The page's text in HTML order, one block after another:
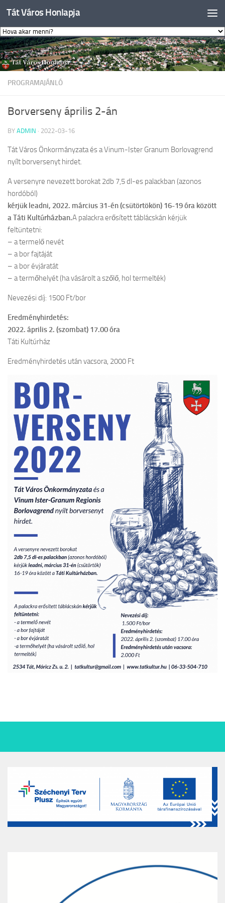
Skip to content
Tát Város Honlapja
PROGRAMAJÁNLÓ
Borverseny április 2-án
BY ADMIN · 2022-03-16
Tát Város Önkormányzata és a Vinum-Ister Granum Borlovagrend
nyílt borversenyt hirdet.
A versenyre nevezett borokat 2db 7,5 dl-es palackban (azonos
hordóból)
kérjük leadni, 2022. március 31-én (csütörtökön) 16-19 óra között
a Táti Kultúrházban.A palackra erősített táblácskán kérjük
feltüntetni:
– a termelő nevét
– a bor fajtáját
– a bor évjáratát
– a termőhelyét (ha vásárolt a szőlő, hol termelték)
Nevezési díj: 1500 Ft/bor
Eredményhirdetés:
2022. április 2. (szombat) 17.00 óra
Táti Kultúrház
Eredményhirdetés után vacsora, 2000 Ft